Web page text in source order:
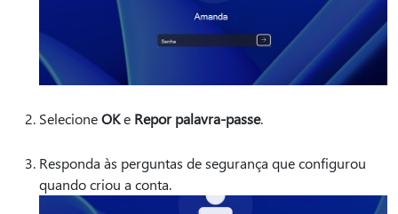
SelecioneOKe Repor palavra-passe.
Responda às perguntas de segurança que configurou
quando criou a conta.